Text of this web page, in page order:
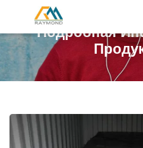
Подробная